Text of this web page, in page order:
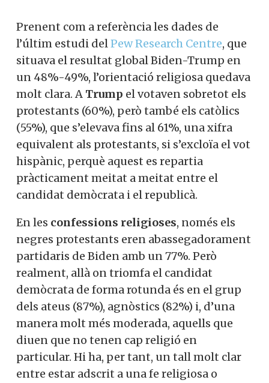
Prenent com a referència les dades de
l’últim estudi delPew Research Centre, que
situava el resultat global Biden-Trump en
un 48%-49%, l’orientació religiosa quedava
molt clara. A Trump el votaven sobretot els
protestants (60%), però també els catòlics
(55%), que s’elevava fins al 61%, una xifra
equivalent als protestants, si s’excloïa el vot
hispànic, perquè aquest es repartia
pràcticament meitat a meitat entre el
candidat demòcrata i el republicà.
En les confessions religioses, només els
negres protestants eren abassegadorament
partidaris de Biden amb un 77%. Però
realment, allà on triomfa el candidat
demòcrata de forma rotunda és en el grup
dels ateus (87%), agnòstics (82%) i, d’una
manera molt més moderada, aquells que
diuen que no tenen cap religió en
particular. Hi ha, per tant, un tall molt clar
entre estar adscrit a una fe religiosa o